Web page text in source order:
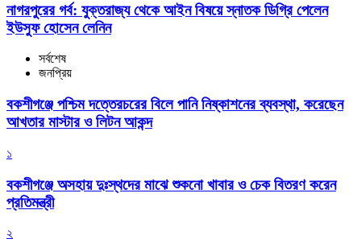
নাগরপুরের গর্ব: যুক্তরাজ্য থেকে আইন বিষয়ে স্নাতক ডিগ্রি পেলেন
ইউসুফ হোসেন লেনিন
সর্বশেষ
জনপ্রিয়
বকশীগঞ্জে পশ্চিম দত্তেরচরের বিলে পানি নিষ্কাশনের ব্যবস্থা, করেছেন
আখতার মাস্টার ও লিটন আকন্দ
১
বকশীগঞ্জে অসহায় দুঃস্থদের মাঝে শুকনো খাবার ও চেক বিতরণ করেন
প্রতিমন্ত্রী
২